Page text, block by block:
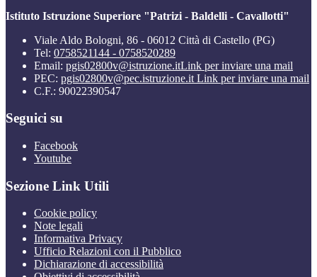
Istituto Istruzione Superiore "Patrizi - Baldelli - Cavallotti"
Viale Aldo Bologni, 86 - 06012 Città di Castello (PG)
Tel: 0758521144 - 0758520289
Email: pgis02800v@istruzione.itLink per inviare una mail
PEC: pgis02800v@pec.istruzione.it Link per inviare una mail
C.F.: 90022390547
Seguici su
Facebook
Youtube
Sezione Link Utili
Cookie policy
Note legali
Informativa Privacy
Ufficio Relazioni con il Pubblico
Dichiarazione di accessibilità